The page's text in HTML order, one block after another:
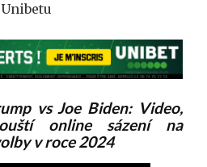
Unibetu
vs Joe Biden: Video,
online sázení na
v roce 2024